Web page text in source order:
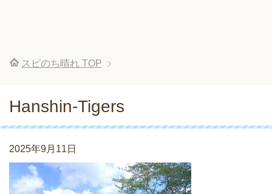
スピのち晴れ TOP
Hanshin-Tigers
2025年9月11日